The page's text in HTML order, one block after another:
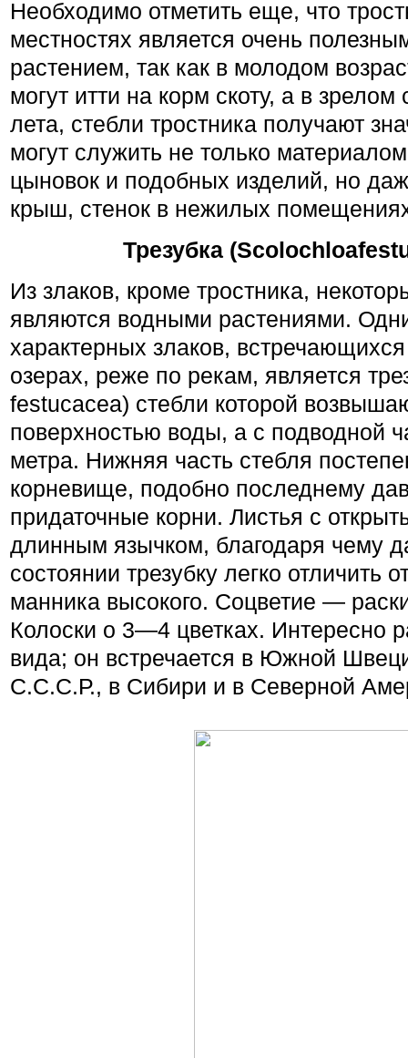
Необходимо отметить еще, что
местностях является очень
растением, так как в молодом
могут итти на корм скоту, а в зрелом
лета, стебли тростника получают
могут служить не только
цыновок и подобных изделий, но
крыш, стенок в нежилых
Трезубка
Из злаков, кроме тростника,
являются водными растениями.
характерных злаков,
озерах, реже по рекам, является
festucacea) стебли которой
поверхностью воды, а с подводной
метра. Нижняя часть стебля
корневище, подобно последнему
придаточные корни. Листья с
длинным язычком, благодаря чему
состоянии трезубку легко отличить
манника высокого. Соцветие —
Колоски о 3—4 цветках. Инте­ресно
вида; он встречается в Южной
С.С.С.Р., в Сибири и в Северной